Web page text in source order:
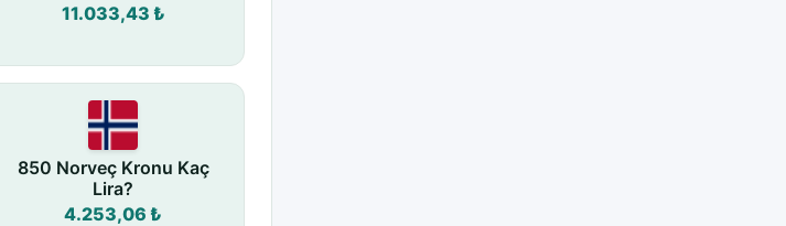
11.033,43 ₺
850 Norveç Kronu Kaç
Lira?
4.253,06 ₺